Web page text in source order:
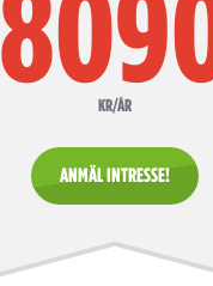
KR/ÅR
ANMÄL INTRESSE!